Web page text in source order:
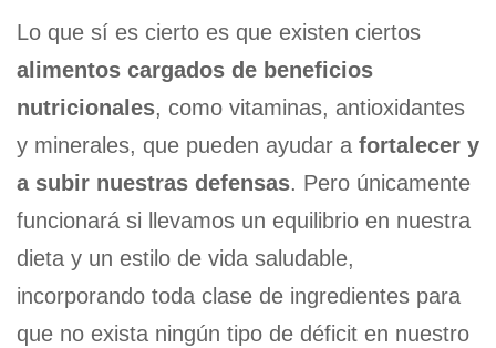
Lo que sí es cierto es que existen ciertos
alimentos cargados de beneficios
nutricionales, como vitaminas, antioxidantes
y minerales, que pueden ayudar a fortalecer y
a subir nuestras defensas. Pero únicamente
funcionará si llevamos un equilibrio en nuestra
dieta y un estilo de vida saludable,
incorporando toda clase de ingredientes para
que no exista ningún tipo de déficit en nuestro